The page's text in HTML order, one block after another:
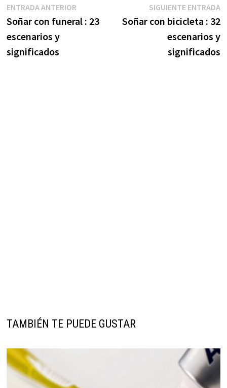
Navegación
de
entradas
ENTRADA ANTERIOREntrada
anterior:
Soñar con funeral : 23
escenarios y
significados
SIGUIENTE ENTRADA
Soñar con bicicleta : 32
escenarios y
significados
TAMBIÉN TE PUEDE GUSTAR